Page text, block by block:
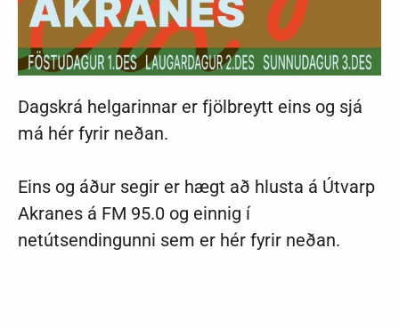
Dagskrá helgarinnar er fjölbreytt eins og sjá
má hér fyrir neðan.
Eins og áður segir er hægt að hlusta á Útvarp
Akranes á FM 95.0 og einnig í
netútsendingunni sem er hér fyrir neðan.